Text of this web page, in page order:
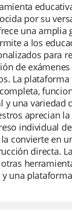
por su
una amplia
a los
para
de
La
y una variedad
aprecian
individual
convierte en
directa.
una